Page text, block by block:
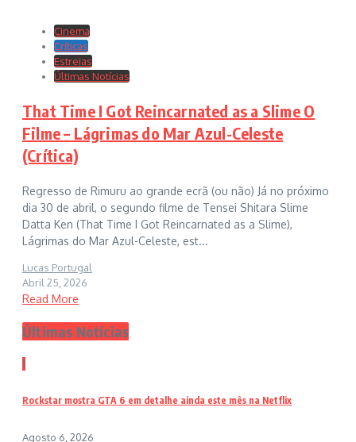
Cinema
Críticas
Estreias
Últimas Notícias
That Time I Got Reincarnated as a Slime O
Filme – Lágrimas do Mar Azul-Celeste
(Crítica)
Regresso de Rimuru ao grande ecrã (ou não) Já no próximo
dia 30 de abril, o segundo filme de Tensei Shitara Slime
Datta Ken (That Time I Got Reincarnated as a Slime),
Lágrimas do Mar Azul-Celeste, est...
Lucas Portugal
Abril 25, 2026
Read More
Últimas Notícias
1
Rockstar mostra GTA 6 em detalhe ainda este mês na Netflix
Agosto 6, 2026